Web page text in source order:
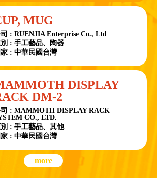
MUG
: RUENJIA Enterprise Co., Ltd
: 手工藝品、陶器
家 : 中華民國台灣
DISPLAY
DM-2
: MAMMOTH DISPLAY RACK
CO., LTD.
: 手工藝品、其他
家 : 中華民國台灣
more